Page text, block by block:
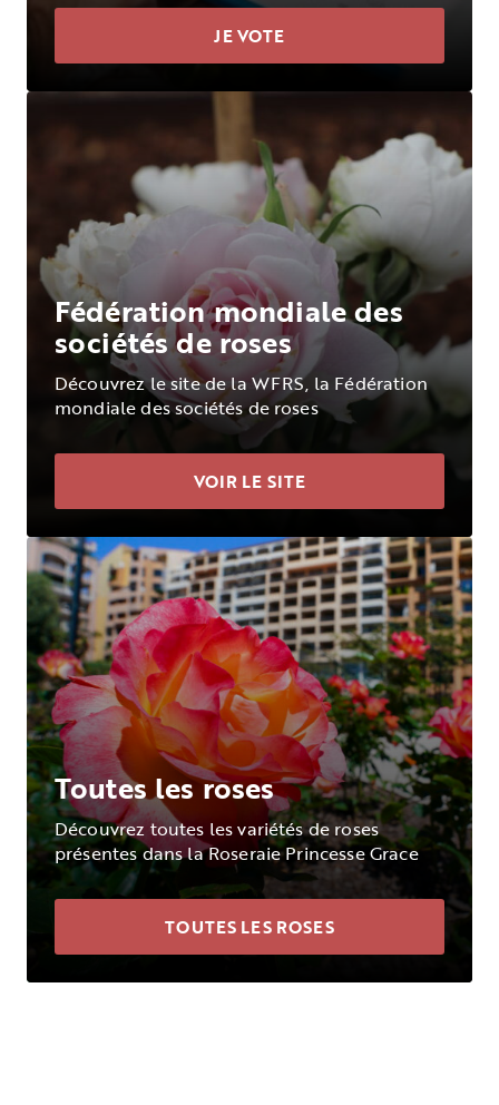
JE VOTE
Fédération mondiale des
sociétés de roses
Découvrez le site de la WFRS, la Fédération
mondiale des sociétés de roses
VOIR LE SITE
Toutes les roses
Découvrez toutes les variétés de roses
présentes dans la Roseraie Princesse Grace
TOUTES LES ROSES